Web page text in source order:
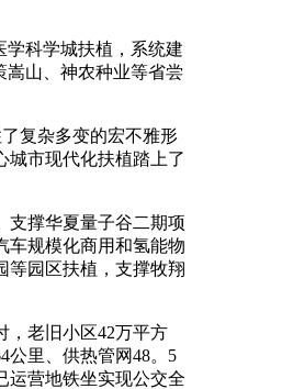
科学城扶植，系统建
嵩山、神农种业等省尝
复杂多变的宏不雅形
城市现代化扶植踏上了
撑华夏量子谷二期项
车规模化商用和氢能物
等园区扶植，支撑牧翔
老旧小区42万平方
公里、供热管网48。5
运营地铁坐实现公交全